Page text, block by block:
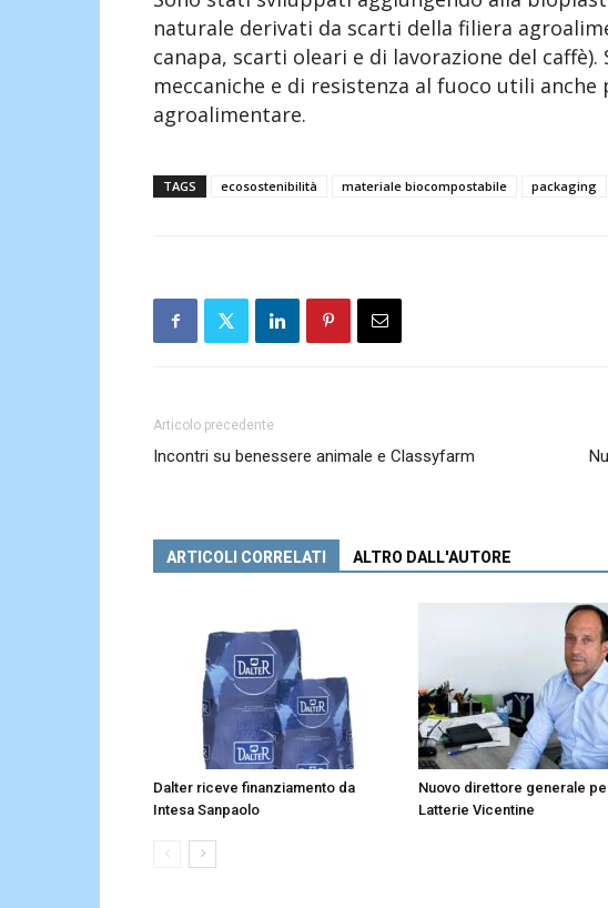
naturale derivati da scarti della filiera
canapa, scarti oleari e di lavorazione del
meccaniche e di resistenza al fuoco utili
agroalimentare.
TAGS ecosostenibilità materiale biocompostabile packaging
Articolo precedente
Incontri su benessere animale e Classyfarm
ARTICOLI CORRELATI ALTRO DALL'AUTORE
Dalter riceve finanziamento da
Intesa Sanpaolo
Nuovo direttore generale
Latterie Vicentine